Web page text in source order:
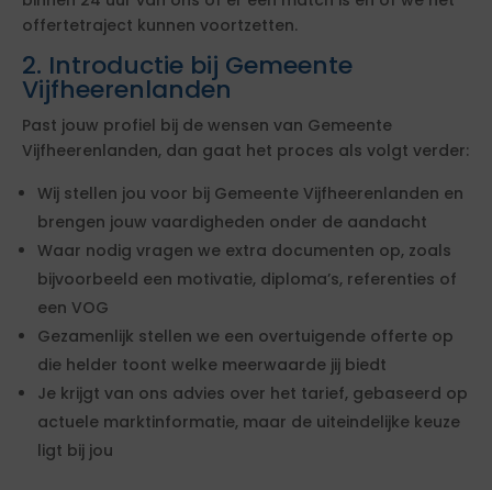
offertetraject kunnen voortzetten.
2. Introductie bij Gemeente
Vijfheerenlanden
Past jouw profiel bij de wensen van Gemeente
Vijfheerenlanden, dan gaat het proces als volgt verder:
Wij stellen jou voor bij Gemeente Vijfheerenlanden en
brengen jouw vaardigheden onder de aandacht
Waar nodig vragen we extra documenten op, zoals
bijvoorbeeld een motivatie, diploma’s, referenties of
een VOG
Gezamenlijk stellen we een overtuigende offerte op
die helder toont welke meerwaarde jij biedt
Je krijgt van ons advies over het tarief, gebaseerd op
actuele marktinformatie, maar de uiteindelijke keuze
ligt bij jou